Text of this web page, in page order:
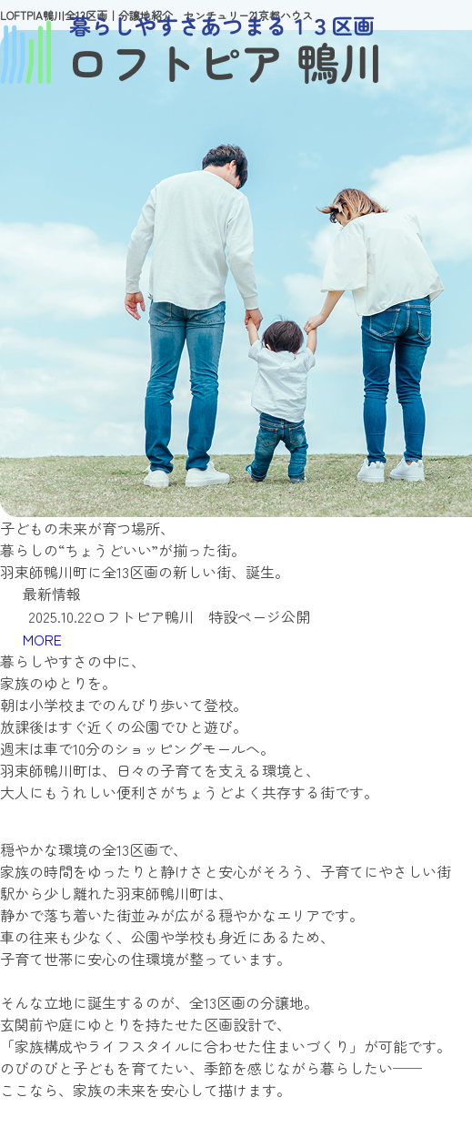
LOFTPIA鴨川全13区画｜分譲地紹介 センチュリー21京都ハウス
子どもの未来が育つ場所、
暮らしの“ちょうどいい”が揃った街。
羽束師鴨川町に全13区画の新しい街、誕生。
最新情報
2025.10.22 ロフトピア鴨川 特設ページ公開
2025.10.30ロフトピア鴨川 モデルハウス見学ご予約受付中
2025.10.27
2025.10.22ロフトピア鴨川 特設ページ公開
2025.10.30
2025.10.27住宅ローン相談会＆Wロフトの家モデルハウス見学会開催中
2025.10.22ロフトピア鴨川 特設ページ公開
MORE
暮らしやすさの中に、
家族のゆとりを。
朝は小学校までのんびり歩いて登校。
放課後はすぐ近くの公園でひと遊び。
週末は車で10分のショッピングモールへ。
羽束師鴨川町は、日々の子育てを支える環境と、
大人にもうれしい便利さがちょうどよく共存する街です。
穏やかな環境の全13区画で、
家族の時間をゆったりと静けさと安心がそろう、子育てにやさしい街
駅から少し離れた羽束師鴨川町は、
静かで落ち着いた街並みが広がる穏やかなエリアです。
車の往来も少なく、公園や学校も身近にあるため、
子育て世帯に安心の住環境が整っています。
そんな立地に誕生するのが、全13区画の分譲地。
玄関前や庭にゆとりを持たせた区画設計で、
「家族構成やライフスタイルに合わせた住まいづくり」が可能です。
のびのびと子どもを育てたい、季節を感じながら暮らしたい──
ここなら、家族の未来を安心して描けます。